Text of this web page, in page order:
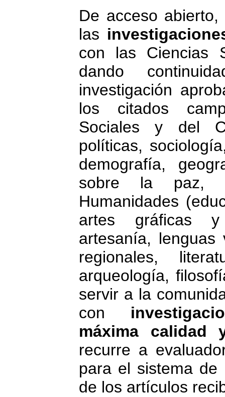
De acceso
las
con las Ciencias
dando
investigación
los citados
Sociales y del
políticas,
demografía,
sobre la paz,
Humanidades
artes gráficas y
artesanía, lenguas
regionales,
arqueología,
servir a la
con
máxima
recurre a
para el sistema de
de los artículos